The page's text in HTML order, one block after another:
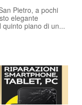
Pietro, a pochi
elegante
piano di un...